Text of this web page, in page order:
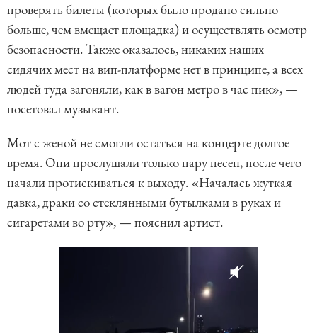
проверять билеты (которых было продано сильно
больше, чем вмещает площадка) и осуществлять осмотр
безопасности. Также оказалось, никаких наших
сидячих мест на вип-платформе нет в принципе, а всех
людей туда загоняли, как в вагон метро в час пик», —
посетовал музыкант.
Мот с женой не смогли остаться на концерте долгое
время. Они прослушали только пару песен, после чего
начали протискиваться к выходу. «Началась жуткая
давка, драки со стеклянными бутылками в руках и
сигаретами во рту», — пояснил артист.